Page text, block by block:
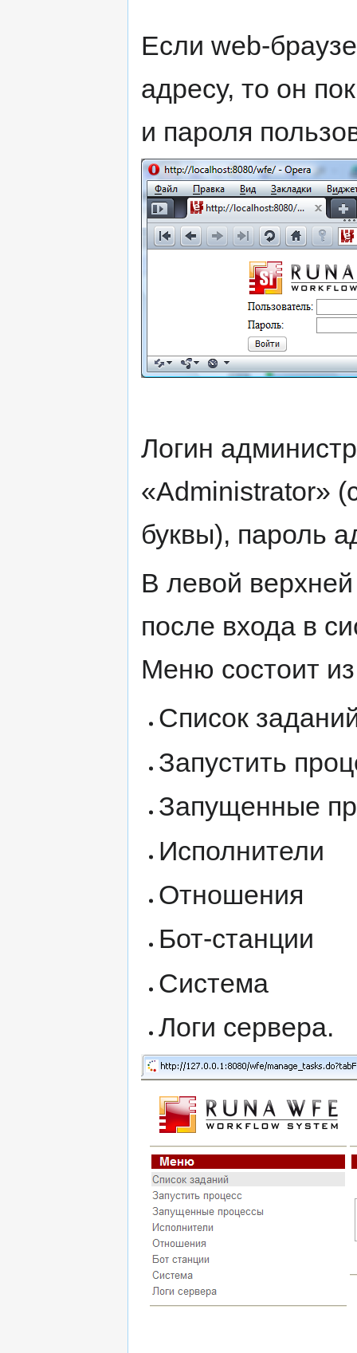
Если web-
адресу, то он
и пароля
Логин
«Administrator»
буквы), пароль
В левой
после входа в
Меню состоит
Список
Запустить
Запущенные
Исполнители
Отношения
Бот-станции
Система
Логи сервера.